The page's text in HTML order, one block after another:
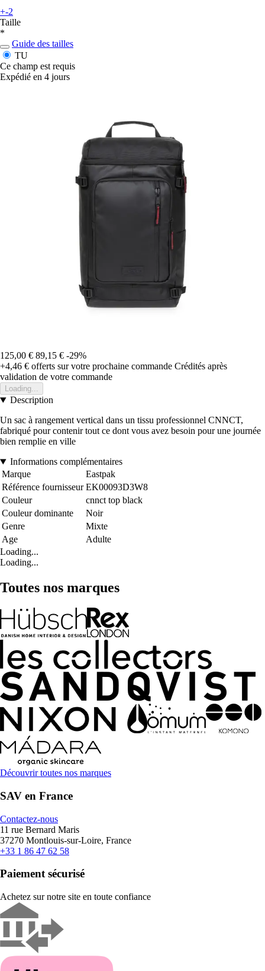
+-2
Taille
*
Guide des tailles
TU
Ce champ est requis
Expédié en 4 jours
125,00 € 89,15 € -29%
+4,46 € offerts sur votre prochaine commande Crédités après
validation de votre commande
Loading...
Description
Un sac à rangement vertical dans un tissu professionnel CNNCT,
fabriqué pour contenir tout ce dont vous avez besoin pour une journée
bien remplie en ville
Informations complémentaires
Marque
Eastpak
Référence fournisseur EK00093D3W8
Couleur
cnnct top black
Couleur dominante
Noir
Genre
Mixte
Age
Adulte
Loading...
Loading...
Toutes nos marques
Découvrir toutes nos marques
SAV en France
Contactez-nous
11 rue Bernard Maris
37270 Montlouis-sur-Loire, France
+33 1 86 47 62 58
Paiement sécurisé
Achetez sur notre site en toute confiance